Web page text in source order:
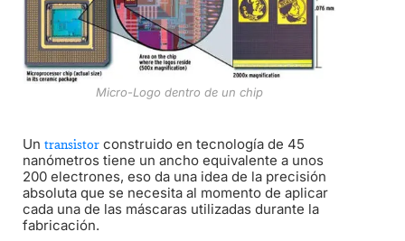
Micro-Logo dentro de un chip
Un transistor construido en tecnología de 45
nanómetros tiene un ancho equivalente a unos
200 electrones, eso da una idea de la precisión
absoluta que se necesita al momento de aplicar
cada una de las máscaras utilizadas durante la
fabricación.